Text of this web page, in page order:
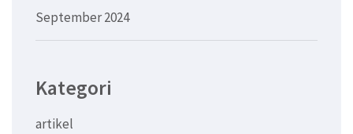
September 2024
Kategori
artikel